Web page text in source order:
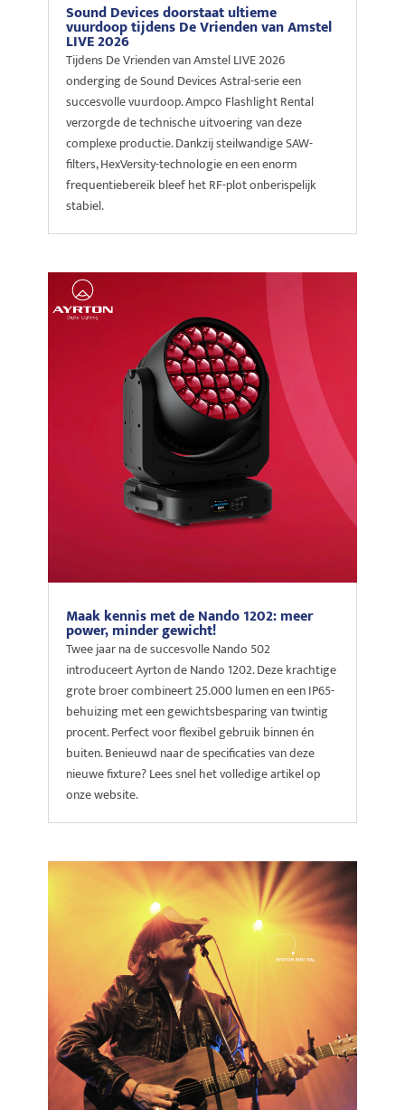
Sound Devices doorstaat ultieme
vuurdoop tijdens De Vrienden van Amstel
LIVE 2026
Tijdens De Vrienden van Amstel LIVE 2026
onderging de Sound Devices Astral-serie een
succesvolle vuurdoop. Ampco Flashlight Rental
verzorgde de technische uitvoering van deze
complexe productie. Dankzij steilwandige SAW-
filters, HexVersity-technologie en een enorm
frequentiebereik bleef het RF-plot onberispelijk
stabiel.
Maak kennis met de Nando 1202: meer
power, minder gewicht!
Twee jaar na de succesvolle Nando 502
introduceert Ayrton de Nando 1202. Deze krachtige
grote broer combineert 25.000 lumen en een IP65-
behuizing met een gewichtsbesparing van twintig
procent. Perfect voor flexibel gebruik binnen én
buiten. Benieuwd naar de specificaties van deze
nieuwe fixture? Lees snel het volledige artikel op
onze website.